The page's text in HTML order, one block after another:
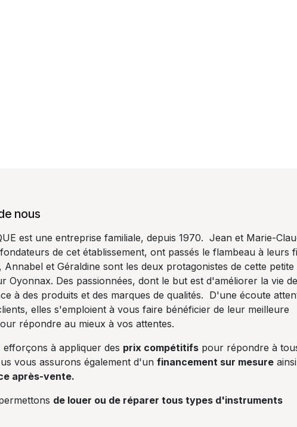
nous
est une entreprise familiale, depuis 1970. Jean et Marie-
de cet établissement, ont passés le flambeau à leurs
et Géraldine sont les deux protagonistes de cette petite
Oyonnax. Des passionnées, dont le but est d'améliorer la vie de
à des produits et des marques de qualités. D'une écoute
elles s'emploient à vous faire bénéficier de leur meilleure
répondre au mieux à vos attentes.
à appliquer des prix compétitifs pour répondre à
vous assurons également d'un financement sur mesure ainsi
après-vente.
de louer ou de réparer tous types d'instruments